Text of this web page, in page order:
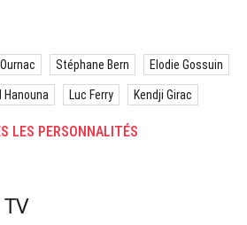
Stéphane Bern Elodie Gossuin
Hanouna Luc Ferry Kendji Girac
LES PERSONNALITÉS